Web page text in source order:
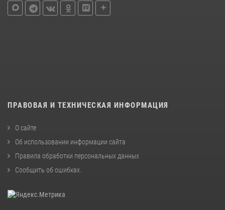
ПРАВОВАЯ И ТЕХНИЧЕСКАЯ ИНФОРМАЦИЯ
О сайте
Об использовании информации сайта
Правила обработки персональных данных
Сообщить об ошибках